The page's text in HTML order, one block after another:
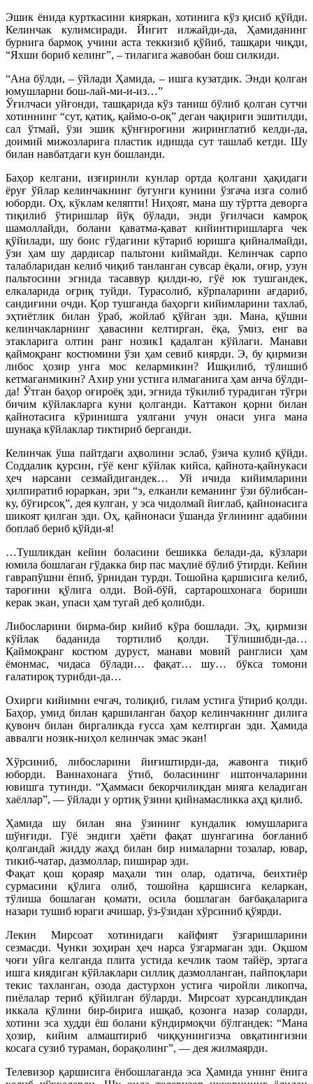
Эшик ёнида курткасини кияркан, хотинига кўз қисиб қўйди.
Келинчак кулимсиради. Йигит илжайди-да, Ҳамиданинг
бурнига бармоқ учини аста теккизиб қўйиб, ташқари чиқди,
“Яхши бориб келинг”, – тилагига жавобан бош силкиди.
“Ана бўлди, – ўйлади Ҳамида, – ишга кузатдик. Энди қолган
юмушларни бош-лай-ми-и-из…”
Ўғилчаси уйғонди, ташқарида кўз таниш бўлиб қолган сутчи
хотиннинг “сут, қатиқ, қаймо-о-оқ” деган чақириғи эшитилди,
сал ўтмай, ўзи эшик қўнғироғини жиринглатиб келди-да,
доимий мижозларига пластик идишда сут ташлаб кетди. Шу
билан навбатдаги кун бошланди.
Баҳор келгани, изғиринли кунлар ортда қолгани ҳақидаги
ёруғ ўйлар келинчакнинг бугунги кунини ўзгача изга солиб
юборди. Оҳ, кўклам келяпти! Ниҳоят, мана шу тўртта деворга
тиқилиб ўтиришлар йўқ бўлади, энди ўғилчаси камроқ
шамоллайди, болани қаватма-қават кийинтиришларга чек
қўйилади, шу боис гўдагини кўтариб юришга қийналмайди,
ўзи ҳам шу дардисар пальтони киймайди. Келинчак сарпо
талабларидан келиб чиқиб танланган сувсар ёқали, оғир, узун
пальтосини эгнида тасаввур қилди-ю, гўё юк тушгандек,
елкаларида оғриқ туйди. Турасолиб, кўрпаларини ағдариб,
сандиғини очди. Қор тушганда баҳорги кийимларини тахлаб,
эҳтиётлик билан ўраб, жойлаб қўйган эди. Мана, қўшни
келинчакларнинг ҳавасини келтирган, ёқа, ўмиз, енг ва
этакларига олтин ранг нозик1 қадалган кўйлаги. Манави
қаймоқранг костюмини ўзи ҳам севиб киярди. Э, бу қирмизи
либос ҳозир унга мос келармикин? Ишқилиб, тўлишиб
кетмаганмикин? Ахир уни устига илмаганига ҳам анча бўлди-
да! Ўтган баҳор оғироёқ эди, эгнида тўкилиб турадиган тўғри
бичим кўйлакларга куни қолганди. Каттакон қорни билан
қайнотасига кўринишга уялгани учун онаси унга мана
шунақа кўйлаклар тиктириб берганди.
Келинчак ўша пайтдаги аҳволини эслаб, ўзича кулиб қўйди.
Соддалик қурсин, гўё кенг кўйлак кийса, қайнота-қайнукаси
ҳеч нарсани сезмайдигандек… Уй ичида кийимларини
ҳилпиратиб юраркан, эри “э, елканли кеманинг ўзи бўлибсан-
ку, бўғирсоқ”, дея кулган, у эса чидолмай йиғлаб, қайнонасига
шикоят қилган эди. Оҳ, қайнонаси ўшанда ўғлининг адабини
боплаб бериб қўйди-я!
…Тушликдан кейин боласини бешикка белади-да, кўзлари
юмила бошлаган гўдакка бир пас маҳлиё бўлиб ўтирди. Кейин
гаврапўшни ёпиб, ўрнидан турди. Тошойна қаршисига келиб,
тароғини қўлига олди. Вой-бўй, сартарошхонага бориши
керак экан, упаси ҳам тугай деб қолибди.
Либосларини бирма-бир кийиб кўра бошлади. Эҳ, қирмизи
кўйлак баданида тортилиб қолди. Тўлишибди-да…
Қаймоқранг костюм дуруст, манави мовий ранглиси ҳам
ёмонмас, чидаса бўлади… фақат… шу… бўкса томони
ғалатироқ турибди-да…
Охирги кийимни ечгач, толиқиб, гилам устига ўтириб қолди.
Баҳор, умид билан қаршиланган баҳор келинчакнинг дилига
қувонч билан биргаликда ғусса ҳам келтирган эди. Ҳамида
аввалги нозик-ниҳол келинчак эмас экан!
Хўрсиниб, либосларини йиғиштирди-да, жавонга тиқиб
юборди. Ваннахонага ўтиб, боласининг иштончаларини
ювишга тутинди. “Ҳаммаси бекорчиликдан мияга келадиган
хаёллар”, — ўйлади у ортиқ ўзини қийнамасликка аҳд қилиб.
Ҳамида шу билан яна ўзининг кундалик юмушларига
шўнғиди. Гўё эндиги ҳаёти фақат шунгагина боғланиб
қолгандай жидду жаҳд билан бир нималарни тозалар, ювар,
тикиб-чатар, дазмоллар, пиширар эди.
Фақат қош қораяр маҳали тин олар, одатича, беихтиёр
сурмасини қўлига олиб, тошойна қаршисига келаркан,
тўлиша бошлаган қомати, осила бошлаган бағбақаларига
назари тушиб юраги ачишар, ўз-ўзидан хўрсиниб қўярди.
Лекин Мирсоат хотинидаги кайфият ўзгаришларини
сезмасди. Чунки зоҳиран ҳеч нарса ўзгармаган эди. Оқшом
чоғи уйга келганда плита устида кечлик таом тайёр, эртага
ишга киядиган кўйлаклари силлиқ дазмолланган, пайпоқлари
текис тахланган, озода дастурхон устига чиройли ликопча,
пиёлалар териб қўйилган бўларди. Мирсоат хурсандликдан
иккала қўлини бир-бирига ишқаб, қозонга назар соларди,
хотини эса худди ёш болани кўндирмоқчи бўлгандек: “Мана
ҳозир, кийим алмаштириб чиққунингизча овқатингизни
косага сузиб тураман, борақолинг”, — дея жилмаярди.
Телевизор қаршисига ёнбошлаганда эса Ҳамида унинг ёнига